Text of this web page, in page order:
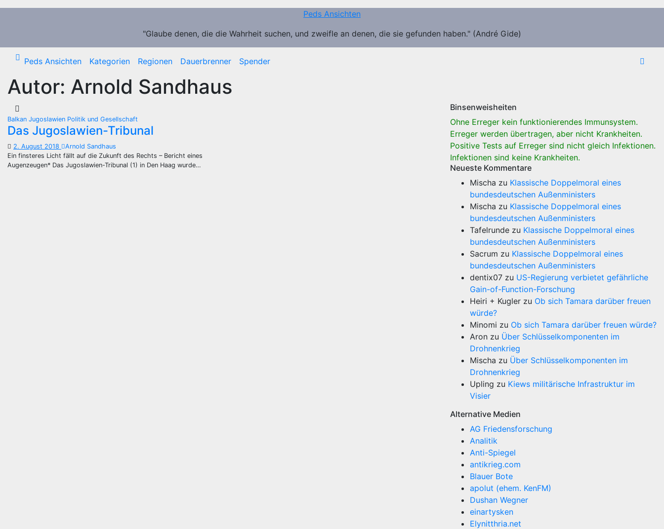
Zum
Peds Ansichten
"Glaube denen, die die Wahrheit suchen, und zweifle an denen, die sie gefunden haben." (André Gide)
Peds Ansichten Kategorien Regionen Dauerbrenner Spender
Autor: Arnold Sandhaus
Balkan Jugoslawien Politik und Gesellschaft
Das Jugoslawien-Tribunal
2. August 2018
Arnold Sandhaus
Ein finsteres Licht fällt auf die Zukunft des Rechts – Bericht eines
Augenzeugen* Das Jugoslawien-Tribunal (1) in Den Haag wurde…
Binsenweisheiten
Ohne Erreger kein funktionierendes Immunsystem.
Erreger werden übertragen, aber nicht Krankheiten.
Positive Tests auf Erreger sind nicht gleich Infektionen.
Infektionen sind keine Krankheiten.
Neueste Kommentare
Mischa zu Klassische Doppelmoral eines
bundesdeutschen Außenministers
Mischa zu Klassische Doppelmoral eines
bundesdeutschen Außenministers
Tafelrunde zu Klassische Doppelmoral eines
bundesdeutschen Außenministers
Sacrum zu Klassische Doppelmoral eines
bundesdeutschen Außenministers
dentix07 zu US-Regierung verbietet gefährliche
Gain-of-Function-Forschung
Heiri + Kugler zu Ob sich Tamara darüber freuen
würde?
Minomi zu Ob sich Tamara darüber freuen würde?
Aron zu Über Schlüsselkomponenten im
Drohnenkrieg
Mischa zu Über Schlüsselkomponenten im
Drohnenkrieg
Upling zu Kiews militärische Infrastruktur im
Visier
Alternative Medien
AG Friedensforschung
Analitik
Anti-Spiegel
antikrieg.com
Blauer Bote
apolut (ehem. KenFM)
Dushan Wegner
einartysken
Elynitthria.net